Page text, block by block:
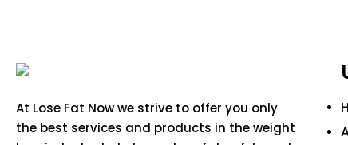
At Lose Fat Now we strive to offer you only
the best services and products in the weight